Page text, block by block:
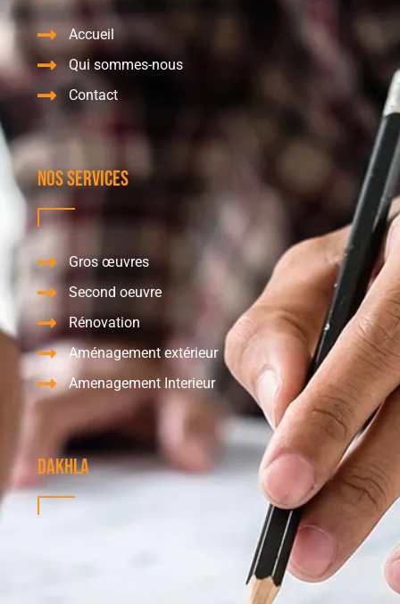
Accueil
Qui sommes-nous
Contact
Nos services
Gros œuvres
Second oeuvre
Rénovation
Aménagement extérieur
Amenagement Interieur
dakhla